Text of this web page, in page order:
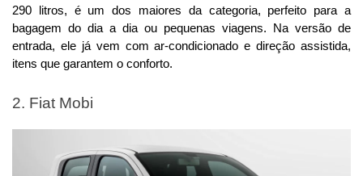
290 litros, é um dos maiores da categoria, perfeito para a
bagagem do dia a dia ou pequenas viagens. Na versão de
entrada, ele já vem com ar-condicionado e direção assistida,
itens que garantem o conforto.
2. Fiat Mobi